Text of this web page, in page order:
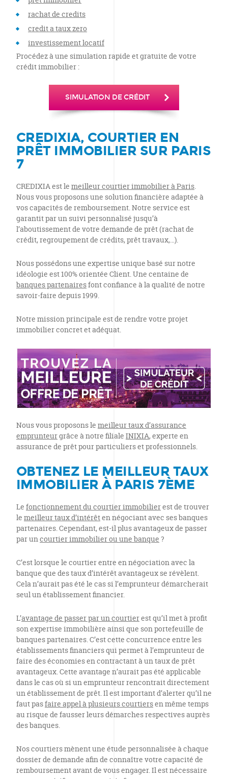
rachat de credits
credit a taux zero
investissement locatif
Procédez à une simulation rapide et gratuite de votre
crédit immobilier :
SIMULATION DE CRÉDIT
CREDIXIA, COURTIER EN
PRÊT IMMOBILIER SUR PARIS
7
CREDIXIA est le meilleur courtier immobilier à Paris.
Nous vous proposons une solution financière adaptée à
vos capacités de remboursement. Notre service est
garantit par un suivi personnalisé jusqu’à
l’aboutissement de votre demande de prêt (rachat de
crédit, regroupement de crédits, prêt travaux,…).
Nous possédons une expertise unique basé sur notre
idéologie est 100% orientée Client. Une centaine de
banques partenairesfont confiance à la qualité de notre
savoir-faire depuis 1999.
Notre mission principale est de rendre votre projet
immobilier concret et adéquat.
Nous vous proposons le meilleur taux d’assurance
emprunteurgrâce à notre filiale INIXIA, experte en
assurance de prêt pour particuliers et professionnels.
OBTENEZ LE MEILLEUR TAUX
IMMOBILIER À PARIS 7ÈME
Le fonctionnement du courtier immobilierest de trouver
le meilleur taux d’intérêten négociant avec ses banques
partenaires. Cependant, est-il plus avantageux de passer
par uncourtier immobilier ou une banque ?
C’est lorsque le courtier entre en négociation avec la
banque que des taux d’intérêt avantageux se révèlent.
Cela n’aurait pas été le cas si l’emprunteur démarcherait
seul un établissement financier.
L’avantage de passer par un courtierest qu’il met à profit
son expertise immobilière ainsi que son portefeuille de
banques partenaires. C’est cette concurrence entre les
établissements financiers qui permet à l’emprunteur de
faire des économies en contractant à un taux de prêt
avantageux. Cette avantage n’aurait pas été applicable
dans le cas où si un emprunteur rencontrait directement
un établissement de prêt. Il est important d’alerter qu’il ne
faut pasfaire appel à plusieurs courtiersen même temps
au risque de fausser leurs démarches respectives auprès
des banques.
Nos courtiers mènent une étude personnalisée à chaque
dossier de demande afin de connaître votre capacité de
remboursement avant de vous engager. Il est nécessaire